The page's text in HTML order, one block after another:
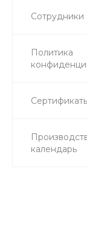
Сотрудники
Политика
календарь